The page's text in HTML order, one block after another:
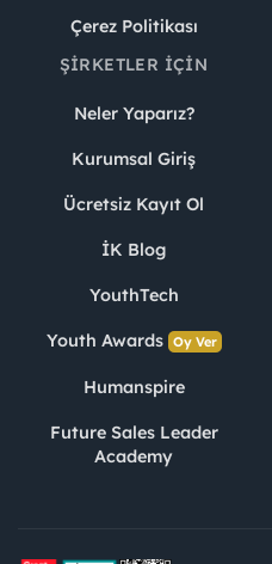
Çerez Politikası
ŞIRKETLER İÇIN
Neler Yaparız?
Kurumsal Giriş
Ücretsiz Kayıt Ol
İK Blog
YouthTech
Youth Awards Oy Ver
Humanspire
Future Sales Leader
Academy